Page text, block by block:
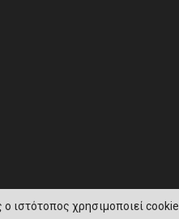
ιστότοπος χρησιμοποιεί